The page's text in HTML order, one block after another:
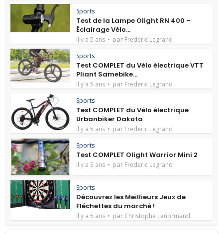
Sports
Test de la Lampe Olight RN 400 –
Éclairage Vélo...
il y a 5 ans par Frederic Legrand
Sports
Test COMPLET du Vélo électrique VTT
Pliant Samebike...
il y a 5 ans par Frederic Legrand
Sports
Test COMPLET du Vélo électrique
Urbanbiker Dakota
il y a 5 ans par Frederic Legrand
Sports
Test COMPLET Olight Warrior Mini 2
il y a 5 ans par Frederic Legrand
Sports
Découvrez les Meillieurs Jeux de
Fléchettes du marché !
il y a 5 ans par Christophe Lenormand